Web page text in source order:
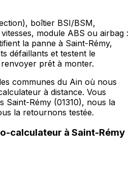
boîtier BSI/BSM,
module ABS ou airbag :
la panne à Saint-Rémy,
défaillants et testent le
prêt à monter.
communes du Ain où nous
à distance. Vous
Saint-Rémy (01310), nous la
la retournons testée.
calculateur à Saint-Rémy